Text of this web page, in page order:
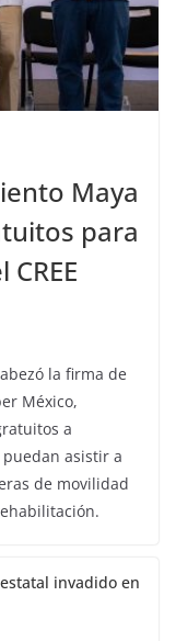
Maya
para
la firma de
México,
a
puedan asistir a
de movilidad
invadido en